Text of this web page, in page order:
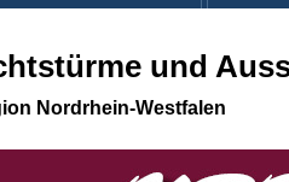
und
Nordrhein-Westfalen